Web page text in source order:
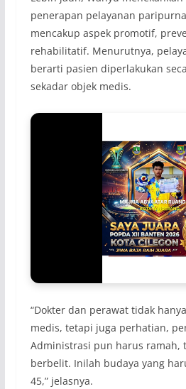
penerapan pelayanan
mencakup aspek promotif,
rehabilitatif. Menurutnya,
berarti pasien diperlakukan
sekadar objek medis.
“Dokter dan perawat tidak
medis, tetapi juga perhatian,
Administrasi pun harus ramah,
berbelit. Inilah budaya yang
45,” jelasnya.